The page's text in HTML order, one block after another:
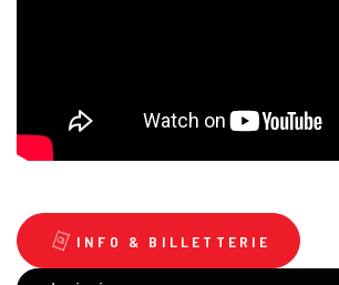
INFO & BILLETTERIE